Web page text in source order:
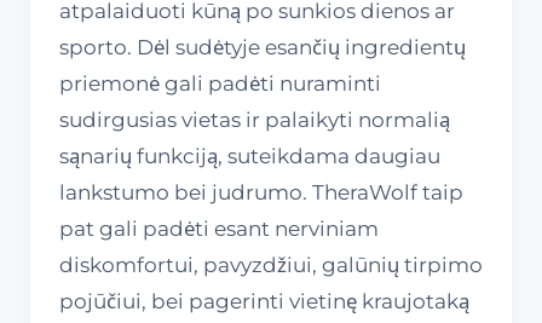
atpalaiduoti kūną po sunkios dienos ar
sporto. Dėl sudėtyje esančių ingredientų
priemonė gali padėti nuraminti
sudirgusias vietas ir palaikyti normalią
sąnarių funkciją, suteikdama daugiau
lankstumo bei judrumo. TheraWolf taip
pat gali padėti esant nerviniam
diskomfortui, pavyzdžiui, galūnių tirpimo
pojūčiui, bei pagerinti vietinę kraujotaką